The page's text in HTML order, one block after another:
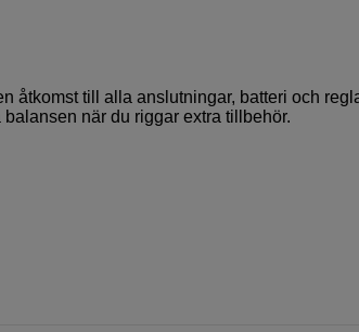
åtkomst till alla anslutningar, batteri och
när du riggar extra tillbehör.